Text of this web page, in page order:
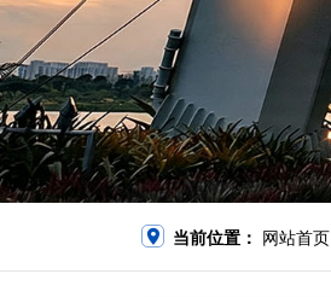
当前位置： 网站首页